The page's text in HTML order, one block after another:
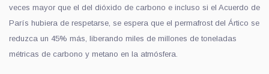
veces mayor que el del dióxido de carbono e incluso si el Acuerdo de
París hubiera de respetarse, se espera que el permafrost del Ártico se
reduzca un 45% más, liberando miles de millones de toneladas
métricas de carbono y metano en la atmósfera.